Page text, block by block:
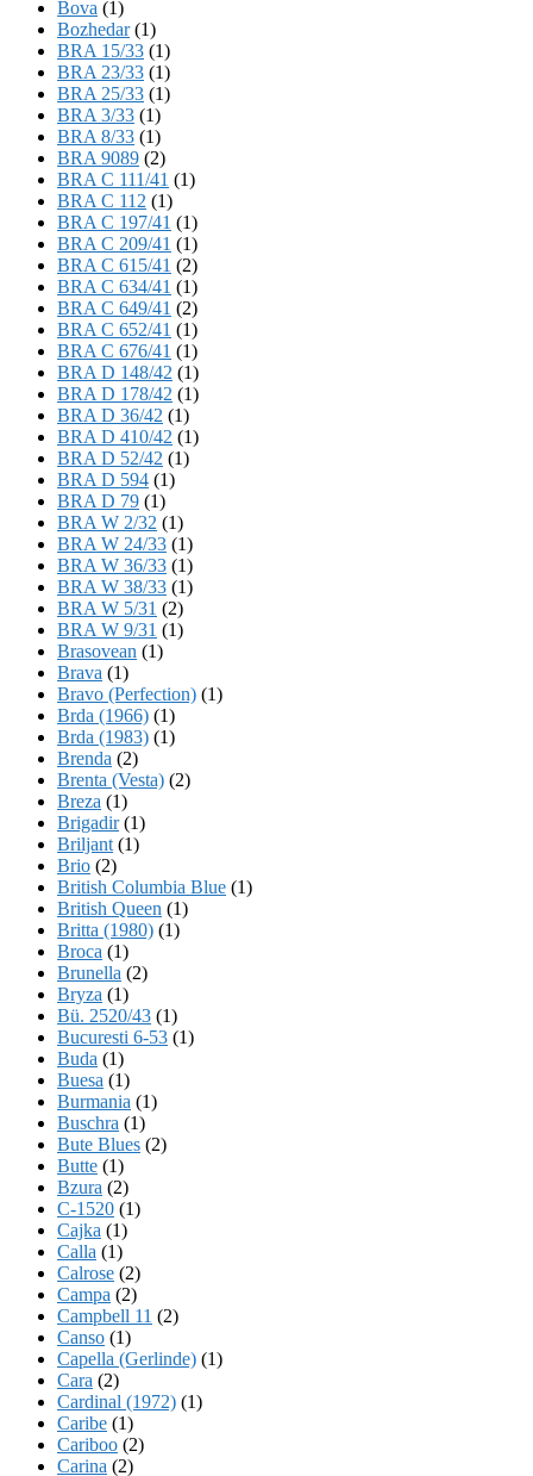
Bova (1)
Bozhedar(1)
BRA 15/33 (1)
BRA 23/33 (1)
BRA 25/33 (1)
BRA 3/33 (1)
BRA 8/33 (1)
BRA 9089 (2)
BRA C 111/41 (1)
BRA C 112 (1)
BRA C 197/41 (1)
BRA C 209/41 (1)
BRA C 615/41 (2)
BRA C 634/41 (1)
BRA C 649/41 (2)
BRA C 652/41 (1)
BRA C 676/41 (1)
BRA D 148/42 (1)
BRA D 178/42 (1)
BRA D 36/42 (1)
BRA D 410/42 (1)
BRA D 52/42 (1)
BRA D 594 (1)
BRA D 79 (1)
BRA W 2/32 (1)
BRA W 24/33 (1)
BRA W 36/33 (1)
BRA W 38/33 (1)
BRA W 5/31 (2)
BRA W 9/31 (1)
Brasovean (1)
Brava (1)
Bravo (Perfection) (1)
Brda (1966) (1)
Brda (1983) (1)
Brenda (2)
Brenta (Vesta) (2)
Breza (1)
Brigadir(1)
Briljant (1)
Brio (2)
British Columbia Blue (1)
British Queen (1)
Britta (1980) (1)
Broca (1)
Brunella (2)
Bryza (1)
Bü. 2520/43 (1)
Bucuresti 6-53 (1)
Buda (1)
Buesa (1)
Burmania (1)
Buschra (1)
Bute Blues (2)
Butte (1)
Bzura (2)
C-1520 (1)
Cajka (1)
Calla (1)
Calrose (2)
Campa (2)
Campbell 11 (2)
Canso (1)
Capella (Gerlinde) (1)
Cara (2)
Cardinal (1972) (1)
Caribe (1)
Cariboo (2)
Carina (2)